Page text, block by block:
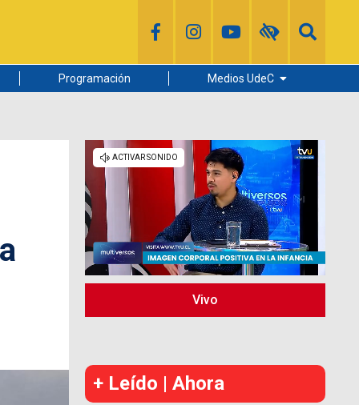
Programación Medios UdeC
Radio UdeC
Noticias UdeC
La Discusión
Vivo
+ Leído | Ahora